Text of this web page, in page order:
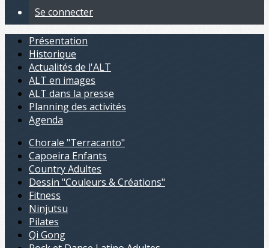
Se connecter
Présentation
Historique
Actualités de l'ALT
ALT en images
ALT dans la presse
Planning des activités
Agenda
Chorale "Terracanto"
Capoeira Enfants
Country Adultes
Dessin "Couleurs & Créations"
Fitness
Ninjutsu
Pilates
Qi Gong